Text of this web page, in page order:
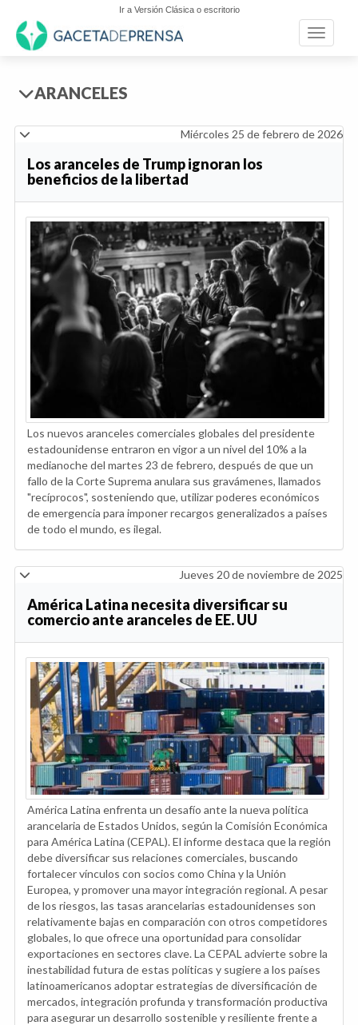
Ir a Versión Clásica o escritorio
Toggle
ARANCELES
Miércoles 25 de febrero de 2026
Los aranceles de Trump ignoran los
beneficios de la libertad
Los nuevos aranceles comerciales globales del presidente
estadounidense entraron en vigor a un nivel del 10% a la
medianoche del martes 23 de febrero, después de que un
fallo de la Corte Suprema anulara sus gravámenes, llamados
"recíprocos", sosteniendo que, utilizar poderes económicos
de emergencia para imponer recargos generalizados a países
de todo el mundo, es ilegal.
Jueves 20 de noviembre de 2025
América Latina necesita diversificar su
comercio ante aranceles de EE. UU
América Latina enfrenta un desafío ante la nueva política
arancelaria de Estados Unidos, según la Comisión Económica
para América Latina (CEPAL). El informe destaca que la región
debe diversificar sus relaciones comerciales, buscando
fortalecer vínculos con socios como China y la Unión
Europea, y promover una mayor integración regional. A pesar
de los riesgos, las tasas arancelarias estadounidenses son
relativamente bajas en comparación con otros competidores
globales, lo que ofrece una oportunidad para consolidar
exportaciones en sectores clave. La CEPAL advierte sobre la
inestabilidad futura de estas políticas y sugiere a los países
latinoamericanos adoptar estrategias de diversificación de
mercados, integración profunda y transformación productiva
para asegurar un desarrollo sostenible y resiliente frente a